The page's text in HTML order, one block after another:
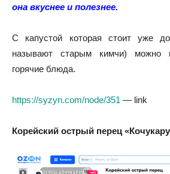
она вкуснее и полезнее.
С капустой которая стоит уже
называют старым кимчи) можно
горячие блюда.
https://syzyn.com/node/351 — link
Корейский острый перец